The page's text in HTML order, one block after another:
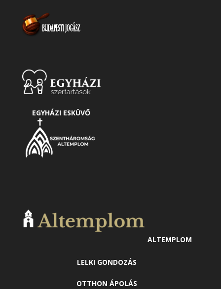
EGYHÁZI ESKÜVŐ
ALTEMPLOM
LELKI GONDOZÁS
OTTHON ÁPOLÁS